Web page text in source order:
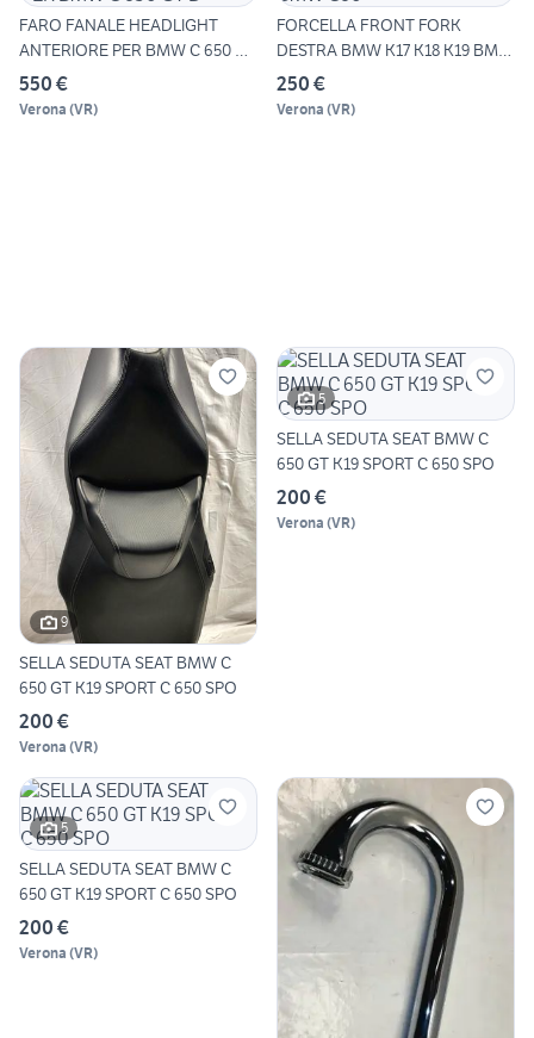
FARO FANALE HEADLIGHT
ANTERIORE PER BMW C 650 GT
D
550 €
Verona (VR)
FORCELLA FRONT FORK
DESTRA BMW K17 K18 K19 BMW
C60
250 €
Verona (VR)
9
SELLA SEDUTA SEAT BMW C
650 GT K19 SPORT C 650 SPO
200 €
Verona (VR)
5
SELLA SEDUTA SEAT BMW C
650 GT K19 SPORT C 650 SPO
200 €
Verona (VR)
5
SELLA SEDUTA SEAT BMW C
650 GT K19 SPORT C 650 SPO
200 €
Verona (VR)